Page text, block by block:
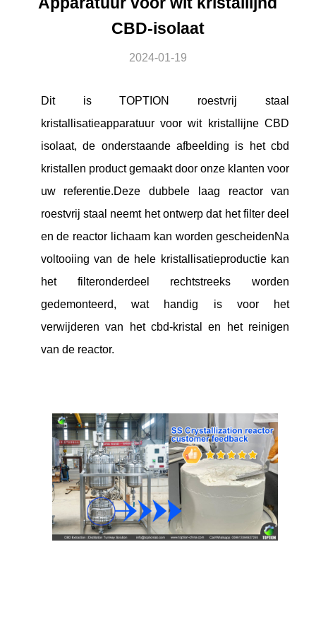
CBD-isolaat
2024-01-19
Dit is TOPTION roestvrij staal
kristallisatieapparatuur voor wit kristallijne CBD
isolaat, de onderstaande afbeelding is het cbd
kristallen product gemaakt door onze klanten voor
uw referentie.Deze dubbele laag reactor van
roestvrij staal neemt het ontwerp dat het filter deel
en de reactor lichaam kan worden gescheidenNa
voltooiing van de hele kristallisatieproductie kan
het filteronderdeel rechtstreeks worden
gedemonteerd, wat handig is voor het
verwijderen van het cbd-kristal en het reinigen
van de reactor.